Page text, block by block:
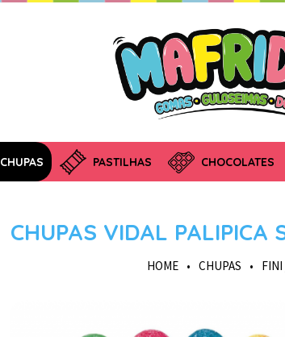
CHUPAS PASTILHAS CHOCOLATES
CHUPAS VIDAL PALIPICA
HOME • CHUPAS •